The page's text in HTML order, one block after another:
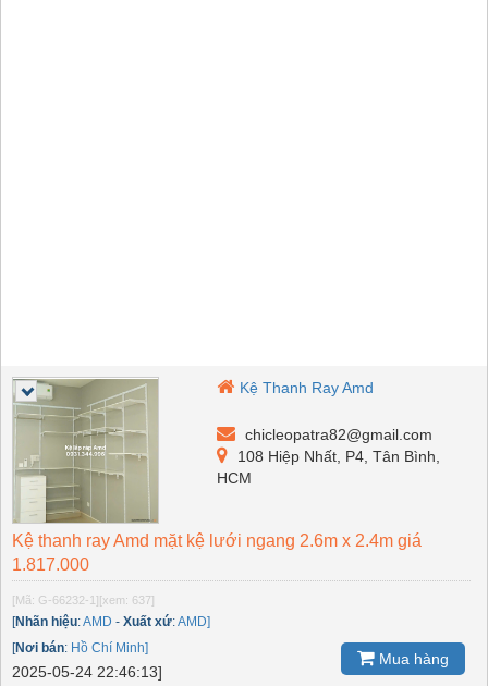
Kệ Thanh Ray Amd
chicleopatra82@gmail.com
108 Hiệp Nhất, P4, Tân Bình,
HCM
Kệ thanh ray Amd mặt kệ lưới ngang 2.6m x 2.4m giá
1.817.000
[Mã: G-66232-1] [xem: 637]
[Nhãn hiệu:AMD - Xuất xứ:AMD]
[Nơi bán: Hồ Chí Minh]
2025-05-24 22:46:13]
Mua hàng